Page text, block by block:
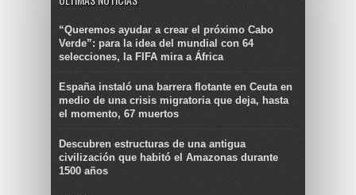
“Queremos ayudar a crear el próximo Cabo
Verde”: para la idea del mundial con 64
selecciones, la FIFA mira a África
España instaló una barrera flotante en Ceuta en
medio de una crisis migratoria que deja, hasta
el momento, 67 muertos
Descubren estructuras de una antigua
civilización que habitó el Amazonas durante
1500 años